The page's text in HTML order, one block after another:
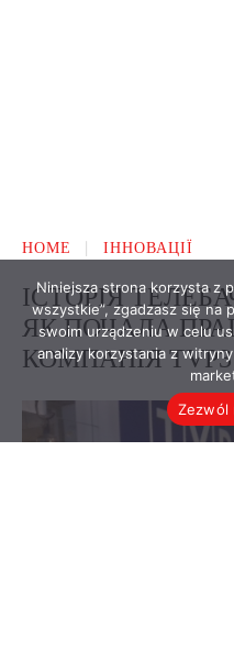
Niniejsza strona korzysta z
wszystkie”, zgadzasz się na
swoim urządzeniu w celu
analizy korzystania z
Zezwól